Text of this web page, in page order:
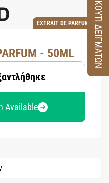
EXTRAIT DE PARFUM
- 50ML
Available
ΚΟΥΤΙ ΔΕΙΓΜΑΤΩΝ